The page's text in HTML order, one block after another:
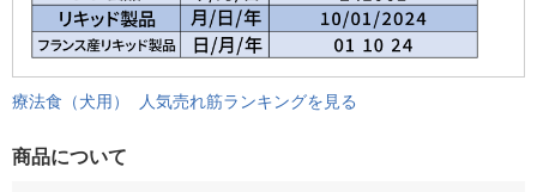
療法食（犬用） 人気売れ筋ランキングを見る
商品について